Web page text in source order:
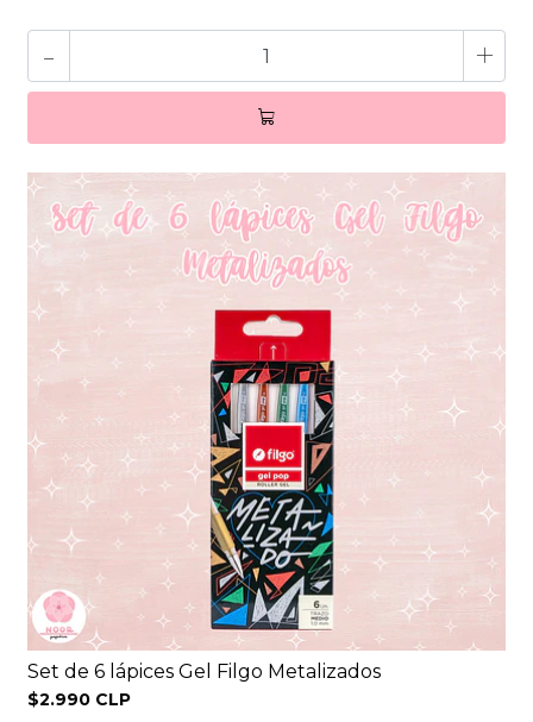
- +
Set de 6 lápices Gel Filgo Metalizados
$2.990 CLP